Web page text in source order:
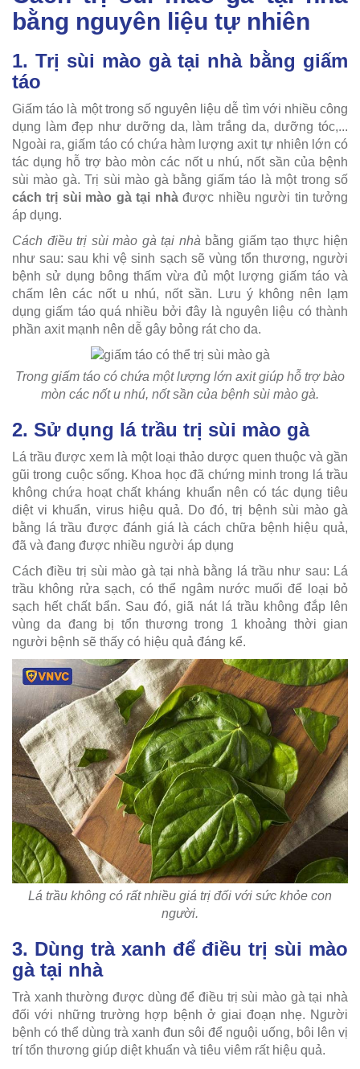
bằng nguyên liệu tự nhiên
1. Trị sùi mào gà tại nhà bằng giấm
táo
Giấm táo là một trong số nguyên liệu dễ tìm với nhiều công
dụng làm đẹp như dưỡng da, làm trắng da, dưỡng tóc,...
Ngoài ra, giấm táo có chứa hàm lượng axit tự nhiên lớn có
tác dụng hỗ trợ bào mòn các nốt u nhú, nốt sần của bệnh
sùi mào gà. Trị sùi mào gà bằng giấm táo là một trong số
cách trị sùi mào gà tại nhàđược nhiều người tin tưởng
áp dụng.
Cách điều trị sùi mào gà tại nhà bằng giấm tạo thực hiện
như sau: sau khi vệ sinh sạch sẽ vùng tổn thương, người
bệnh sử dụng bông thấm vừa đủ một lượng giấm táo và
chấm lên các nốt u nhú, nốt sần. Lưu ý không nên lạm
dụng giấm táo quá nhiều bởi đây là nguyên liệu có thành
phần axit mạnh nên dễ gây bỏng rát cho da.
Trong giấm táo có chứa một lượng lớn axit giúp hỗ trợ bào
mòn các nốt u nhú, nốt sần của bệnh sùi mào gà.
2. Sử dụng lá trầu trị sùi mào gà
Lá trầu được xem là một loại thảo dược quen thuộc và gần
gũi trong cuộc sống. Khoa học đã chứng minh trong lá trầu
không chứa hoạt chất kháng khuẩn nên có tác dụng tiêu
diệt vi khuẩn, virus hiệu quả. Do đó, trị bệnh sùi mào gà
bằng lá trầu được đánh giá là cách chữa bệnh hiệu quả,
đã và đang được nhiều người áp dụng
Cách điều trị sùi mào gà tại nhà bằng lá trầu như sau: Lá
trầu không rửa sạch, có thể ngâm nước muối để loại bỏ
sạch hết chất bẩn. Sau đó, giã nát lá trầu không đắp lên
vùng da đang bị tổn thương trong 1 khoảng thời gian
người bệnh sẽ thấy có hiệu quả đáng kể.
Lá trầu không có rất nhiều giá trị đối với sức khỏe con
người.
3. Dùng trà xanh để điều trị sùi mào
gà tại nhà
Trà xanh thường được dùng để điều trị sùi mào gà tại nhà
đối với những trường hợp bệnh ở giai đoạn nhẹ. Người
bệnh có thể dùng trà xanh đun sôi để nguội uống, bôi lên vị
trí tổn thương giúp diệt khuẩn và tiêu viêm rất hiệu quả.